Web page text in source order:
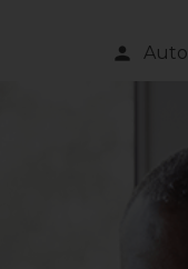
person